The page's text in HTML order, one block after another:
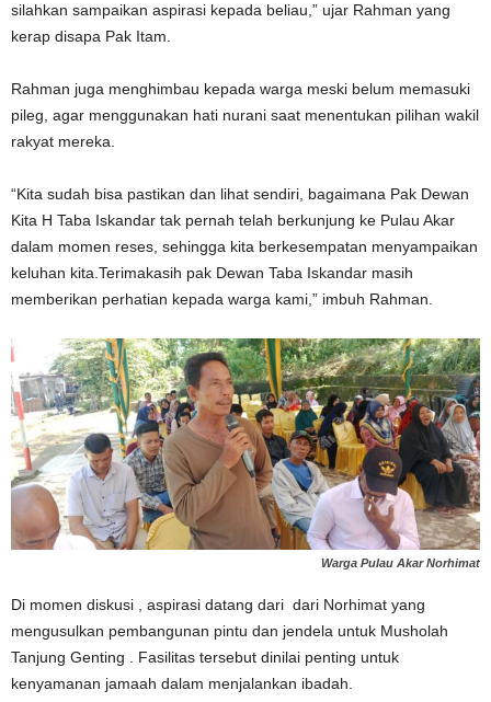
silahkan sampaikan aspirasi kepada beliau,” ujar Rahman yang
kerap disapa Pak Itam.
Rahman juga menghimbau kepada warga meski belum memasuki
pileg, agar menggunakan hati nurani saat menentukan pilihan wakil
rakyat mereka.
“Kita sudah bisa pastikan dan lihat sendiri, bagaimana Pak Dewan
Kita H Taba Iskandar tak pernah telah berkunjung ke Pulau Akar
dalam momen reses, sehingga kita berkesempatan menyampaikan
keluhan kita.Terimakasih pak Dewan Taba Iskandar masih
memberikan perhatian kepada warga kami,” imbuh Rahman.
Warga Pulau Akar Norhimat
Di momen diskusi , aspirasi datang dari dari Norhimat yang
mengusulkan pembangunan pintu dan jendela untuk Musholah
Tanjung Genting . Fasilitas tersebut dinilai penting untuk
kenyamanan jamaah dalam menjalankan ibadah.